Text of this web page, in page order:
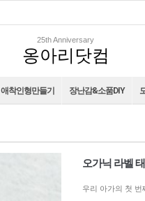
25th Anniversary
옹아리닷컴
애착인형만들기 장난감&소품DIY
오가닉 라벨
우리 아가의 첫 번